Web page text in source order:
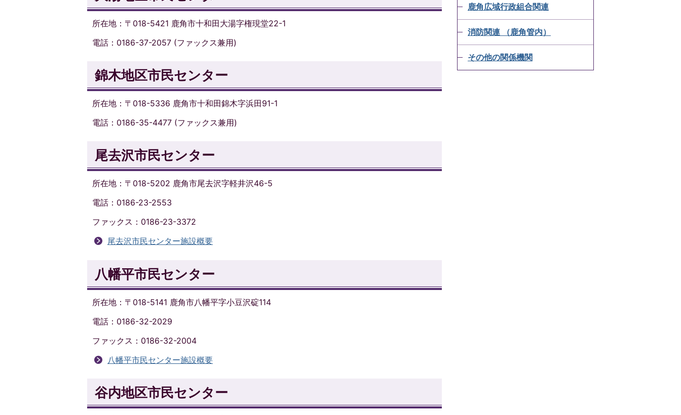
所在地：〒018-5421 鹿角市十和田大湯字権現堂22-1
電話：0186-37-2057 (ファックス兼用)
錦木地区市民センター
所在地：〒018-5336 鹿角市十和田錦木字浜田91-1
電話：0186-35-4477 (ファックス兼用)
尾去沢市民センター
所在地：〒018-5202 鹿角市尾去沢字軽井沢46-5
電話：0186-23-2553
ファックス：0186-23-3372
尾去沢市民センター施設概要
八幡平市民センター
所在地：〒018-5141 鹿角市八幡平字小豆沢碇114
電話：0186-32-2029
ファックス：0186-32-2004
八幡平市民センター施設概要
谷内地区市民センター
鹿角広域行政組合関連
消防関連 （鹿角管内）
その他の関係機関